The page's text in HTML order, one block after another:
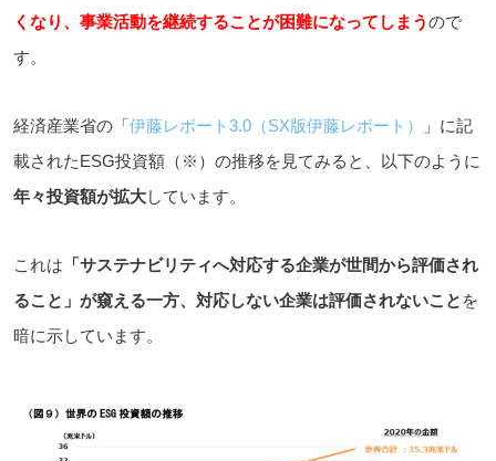
くなり、事業活動を継続することが困難になってしまうので
す。
経済産業省の「伊藤レポート3.0（SX版伊藤レポート）
」に記
載されたESG投資額（※）の推移を見てみると、以下のように
年々投資額が拡大しています。
これは 「サステナビリティへ対応する企業が世間から評価され
ること」が窺える一方、対応しない企業は評価されないこと を
暗に示しています。